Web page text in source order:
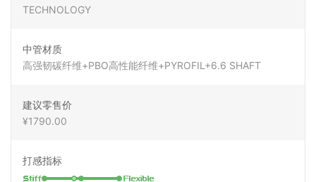
TECHNOLOGY
中管材质
高强韧碳纤维+PBO高性能纤维+PYROFIL+6.6 SHAFT
建议零售价
¥1790.00
打感指标